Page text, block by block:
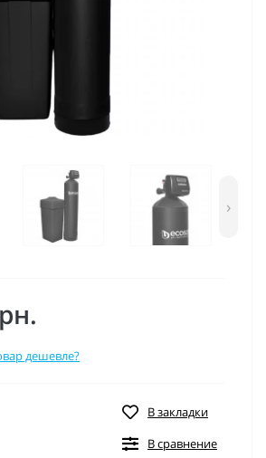
›
дешевле?
В закладки
В сравнение